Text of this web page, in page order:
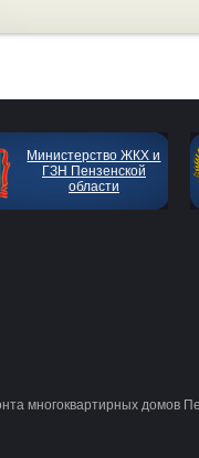
Министерство ЖКХ и
ГЗН Пензенской
области
многоквартирных домов